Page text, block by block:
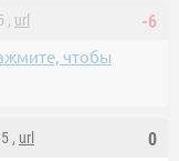
-6
, url
чтобы
0
, url